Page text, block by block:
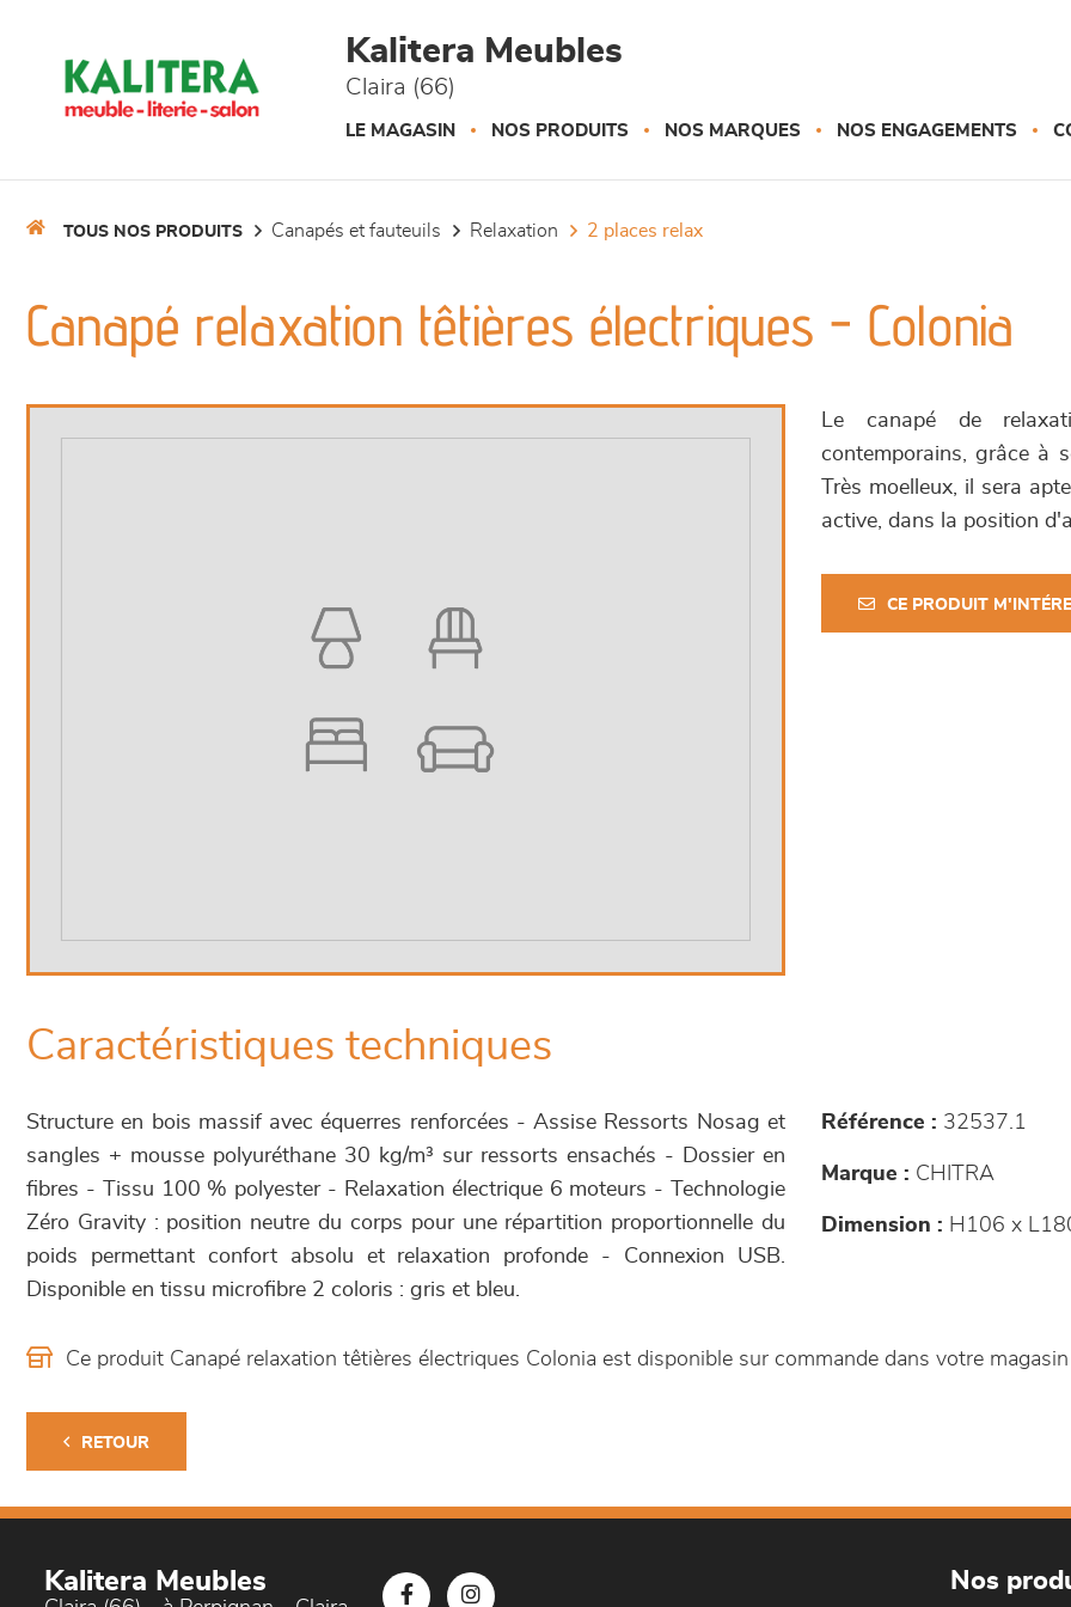
Kalitera Meubles
Claira (66)
LE MAGASIN NOS PRODUITS NOS MARQUES NOS ENGAGEMENTS
TOUS NOS PRODUITS canapés et fauteuils relaxation 2 places relax
Canapé relaxation têtières électriques - Colonia
Le canapé de
contemporains, grâce à
Très moelleux, il sera
active, dans la position
CE PRODUIT
Caractéristiques techniques
Structure en bois massif avec équerres renforcées - Assise Ressorts Nosag et
sangles + mousse polyuréthane 30 kg/m³ sur ressorts ensachés - Dossier en
fibres - Tissu 100 % polyester - Relaxation électrique 6 moteurs - Technologie
Zéro Gravity : position neutre du corps pour une répartition proportionnelle du
poids permettant confort absolu et relaxation profonde - Connexion USB.
Disponible en tissu microfibre 2 coloris : gris et bleu.
Référence : 32537.1
Marque : CHITRA
Dimension : H106 x
Ce produit Canapé relaxation têtières électriques Colonia est disponible sur commande dans votre
RETOUR
Kalitera Meubles Nos